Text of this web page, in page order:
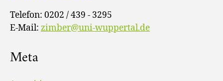
Telefon: 0202 / 439 - 3295
E-Mail: zimber@uni-wuppertal.de
Meta